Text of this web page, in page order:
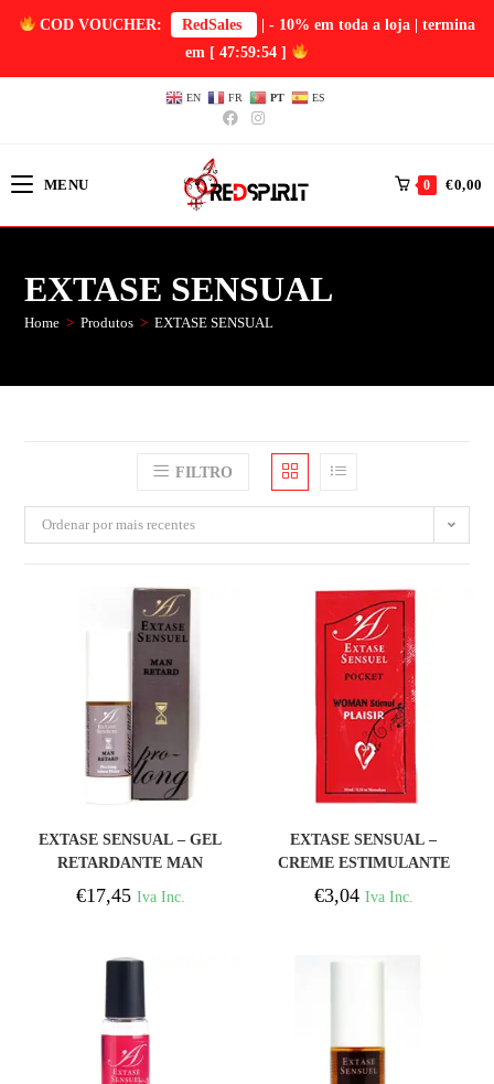
COD VOUCHER: RedSales
| - 10% em toda a loja | termina
em [ 47:59:54 ]
EN FR PT ES
MENU 0 €0,00
EXTASE SENSUAL
Home > Produtos > EXTASE SENSUAL
FILTRO
Ordenar por mais recentes
EXTASE SENSUAL – GEL
RETARDANTE MAN
RETAR
€17,45 Iva Inc.
EXTASE SENSUAL –
CREME ESTIMULANTE
PARA ELA 10 ML
€3,04 Iva Inc.